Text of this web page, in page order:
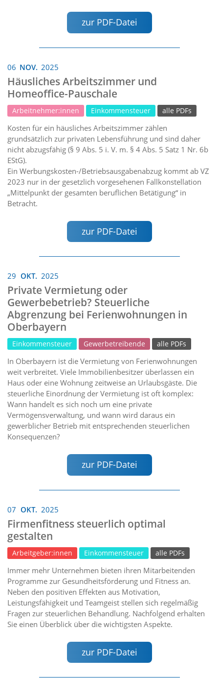
zur PDF-Datei
06 NOV. 2025
Häusliches Arbeitszimmer und
Homeoffice-Pauschale
Arbeitnehmer:innen Einkommensteuer alle PDFs
Kosten für ein häusliches Arbeitszimmer zählen
grundsätzlich zur privaten Lebensführung und sind daher
nicht abzugsfähig (§ 9 Abs. 5 i. V. m. § 4 Abs. 5 Satz 1 Nr. 6b
EStG).
Ein Werbungskosten-/Betriebsausgabenabzug kommt ab VZ
2023 nur in der gesetzlich vorgesehenen Fallkonstellation
„Mittelpunkt der gesamten beruflichen Betätigung“ in
Betracht.
zur PDF-Datei
29 OKT. 2025
Private Vermietung oder
Gewerbebetrieb? Steuerliche
Abgrenzung bei Ferienwohnungen in
Oberbayern
Einkommensteuer Gewerbetreibende alle PDFs
In Oberbayern ist die Vermietung von Ferienwohnungen
weit verbreitet. Viele Immobilienbesitzer überlassen ein
Haus oder eine Wohnung zeitweise an Urlaubsgäste. Die
steuerliche Einordnung der Vermietung ist oft komplex:
Wann handelt es sich noch um eine private
Vermögensverwaltung, und wann wird daraus ein
gewerblicher Betrieb mit entsprechenden steuerlichen
Konsequenzen?
zur PDF-Datei
07 OKT. 2025
Firmenfitness steuerlich optimal
gestalten
Arbeitgeber:innen Einkommensteuer alle PDFs
Immer mehr Unternehmen bieten ihren Mitarbeitenden
Programme zur Gesundheitsförderung und Fitness an.
Neben den positiven Effekten aus Motivation,
Leistungsfähigkeit und Teamgeist stellen sich regelmäßig
Fragen zur steuerlichen Behandlung. Nachfolgend erhalten
Sie einen Überblick über die wichtigsten Aspekte.
zur PDF-Datei